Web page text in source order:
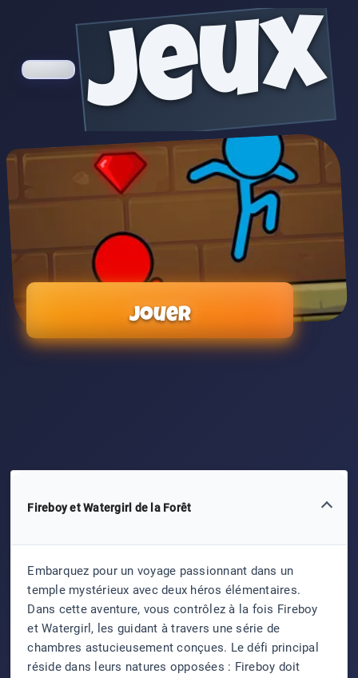
jeux
Jouer
Fireboy et Watergirl de la Forêt
Embarquez pour un voyage passionnant dans un
temple mystérieux avec deux héros élémentaires.
Dans cette aventure, vous contrôlez à la fois Fireboy
et Watergirl, les guidant à travers une série de
chambres astucieusement conçues. Le défi principal
réside dans leurs natures opposées : Fireboy doit